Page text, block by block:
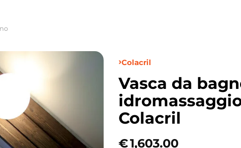
Colacril
Vasca da
Colacril
€1,603.00